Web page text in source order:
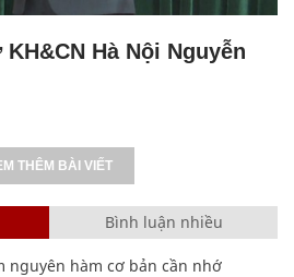
Hà Nội Nguyễn
THÊM BÀI VIẾT
Bình luận nhiều
nguyên hàm cơ bản cần nhớ